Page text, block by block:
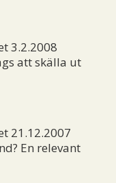
3.2.2008
att skälla ut
21.12.2007
En relevant